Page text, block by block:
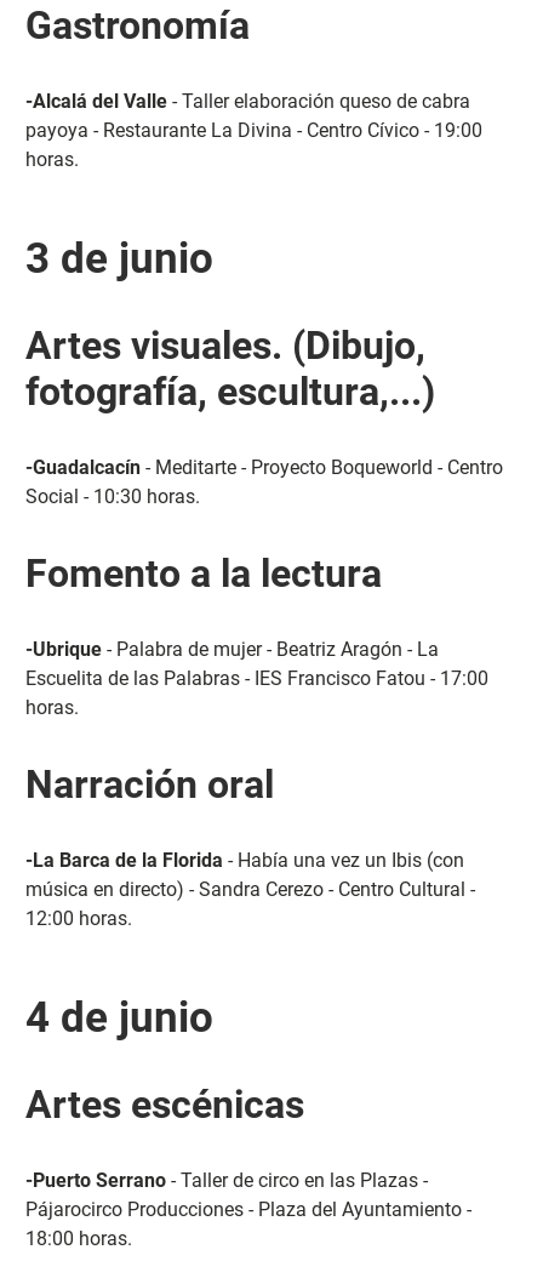
Gastronomía
-Alcalá del Valle- Taller elaboración queso de cabra
payoya - Restaurante La Divina - Centro Cívico - 19:00
horas.
3 de junio
Artes visuales. (Dibujo,
fotografía, escultura,...)
-Guadalcacín- Meditarte - Proyecto Boqueworld - Centro
Social - 10:30 horas.
Fomento a la lectura
-Ubrique- Palabra de mujer - Beatriz Aragón - La
Escuelita de las Palabras - IES Francisco Fatou - 17:00
horas.
Narración oral
-La Barca de la Florida - Había una vez un Ibis (con
música en directo) - Sandra Cerezo - Centro Cultural -
12:00 horas.
4 de junio
Artes escénicas
-Puerto Serrano- Taller de circo en las Plazas -
Pájarocirco Producciones - Plaza del Ayuntamiento -
18:00 horas.